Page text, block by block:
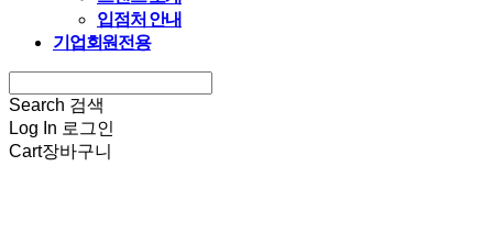
입점처 안내
기업회원전용
Search 검색
Log In 로그인
Cart장바구니